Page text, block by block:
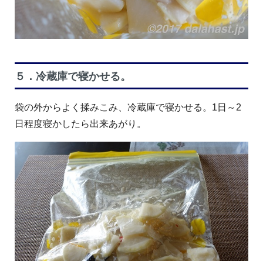
５．冷蔵庫で寝かせる。
袋の外からよく揉みこみ、冷蔵庫で寝かせる。1日～2
日程度寝かしたら出来あがり。